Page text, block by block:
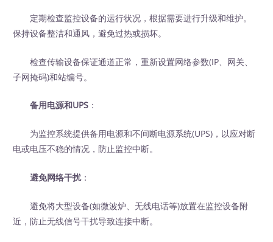
定期检查监控设备的运行状况，根据需要进行升级和维护。
保持设备整洁和通风，避免过热或损坏。
检查传输设备保证通道正常，重新设置网络参数(IP、网关、
子网掩码)和站编号。
备用电源和UPS ：
为监控系统提供备用电源和不间断电源系统(UPS)，以应对断
电或电压不稳的情况，防止监控中断。
避免网络干扰：
避免将大型设备(如微波炉、无线电话等)放置在监控设备附
近，防止无线信号干扰导致连接中断。